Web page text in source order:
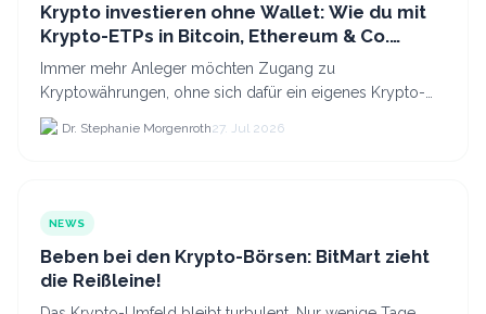
Krypto investieren ohne Wallet: Wie du mit
Krypto-ETPs in Bitcoin, Ethereum & Co.
anlegst
Immer mehr Anleger möchten Zugang zu
Kryptowährungen, ohne sich dafür ein eigenes Krypto-
Wallet einrichten zu müssen. Dazu kommt, dass viele
nicht nur Bitcoin h...
Dr. Stephanie Morgenroth27. Jul 2026
NEWS
Beben bei den Krypto-Börsen: BitMart zieht
die Reißleine!